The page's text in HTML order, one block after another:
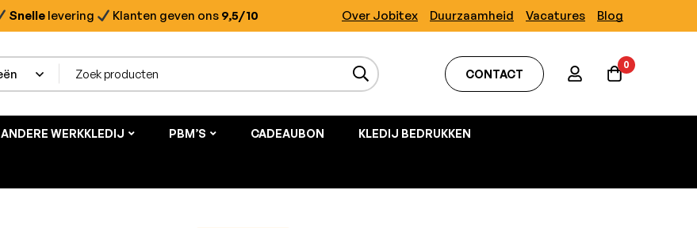
Snelle levering Klanten geven ons 9,5/10 Over Jobitex Duurzaamheid Vacatures Blog
CONTACT
0
ANDERE WERKKLEDIJ PBM’S CADEAUBON KLEDIJ BEDRUKKEN